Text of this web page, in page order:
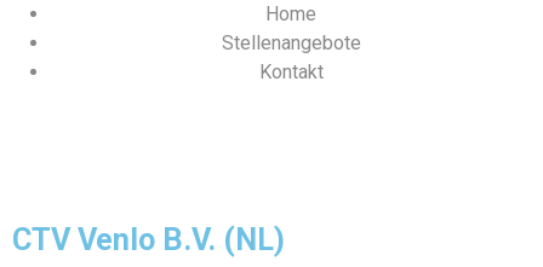
Home
Stellenangebote
Kontakt
CTV Venlo B.V. (NL)